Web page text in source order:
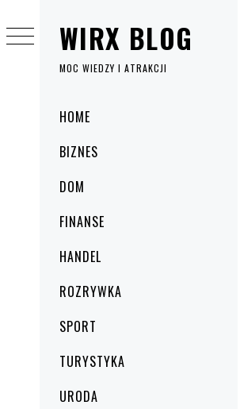
WIRX BLOG
MOC WIEDZY I ATRAKCJI
Menu
główne
HOME
BIZNES
DOM
FINANSE
HANDEL
ROZRYWKA
SPORT
TURYSTYKA
URODA
do
treści